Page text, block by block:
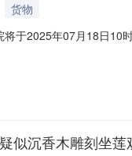
货物
于2025年07月18日10
，不能作为实际市场
似沉香木雕刻坐